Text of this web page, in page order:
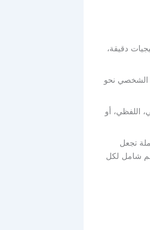
دقيقة،
الشخصي نحو
اللفظي، أو
تجعل
شامل لكل